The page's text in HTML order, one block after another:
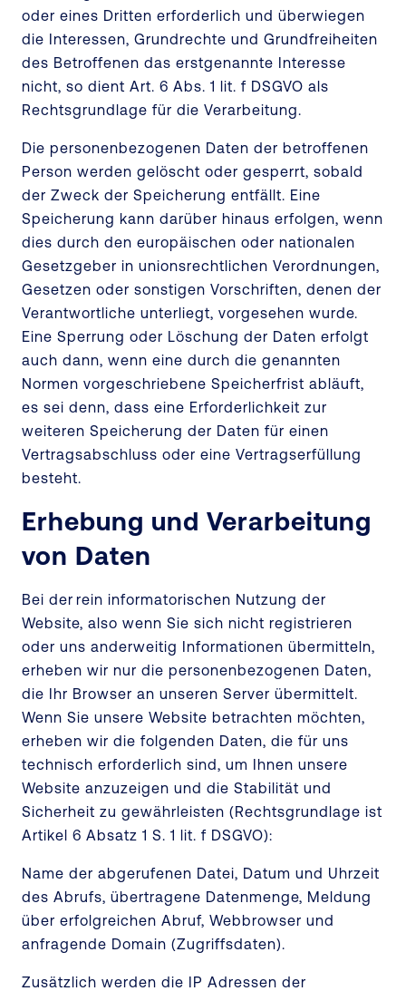
oder eines Dritten erforderlich und überwiegen
die Interessen, Grundrechte und Grundfreiheiten
des Betroffenen das erstgenannte Interesse
nicht, so dient Art. 6 Abs. 1 lit. f DSGVO als
Rechtsgrundlage für die Verarbeitung.
Die personenbezogenen Daten der betroffenen
Person werden gelöscht oder gesperrt, sobald
der Zweck der Speicherung entfällt. Eine
Speicherung kann darüber hinaus erfolgen, wenn
dies durch den europäischen oder nationalen
Gesetzgeber in unionsrechtlichen Verordnungen,
Gesetzen oder sonstigen Vorschriften, denen der
Verantwortliche unterliegt, vorgesehen wurde.
Eine Sperrung oder Löschung der Daten erfolgt
auch dann, wenn eine durch die genannten
Normen vorgeschriebene Speicherfrist abläuft,
es sei denn, dass eine Erforderlichkeit zur
weiteren Speicherung der Daten für einen
Vertragsabschluss oder eine Vertragserfüllung
besteht.
Erhebung und Verarbeitung
von Daten
Bei der rein informatorischen Nutzung der
Website, also wenn Sie sich nicht registrieren
oder uns anderweitig Informationen übermitteln,
erheben wir nur die personenbezogenen Daten,
die Ihr Browser an unseren Server übermittelt.
Wenn Sie unsere Website betrachten möchten,
erheben wir die folgenden Daten, die für uns
technisch erforderlich sind, um Ihnen unsere
Website anzuzeigen und die Stabilität und
Sicherheit zu gewährleisten (Rechtsgrundlage ist
Artikel 6 Absatz 1 S. 1 lit. f DSGVO):
Name der abgerufenen Datei, Datum und Uhrzeit
des Abrufs, übertragene Datenmenge, Meldung
über erfolgreichen Abruf, Webbrowser und
anfragende Domain (Zugriffsdaten).
Zusätzlich werden die IP Adressen der